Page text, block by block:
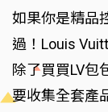
如果你是精品
過！Louis
除了買買LV包
要收集全套產